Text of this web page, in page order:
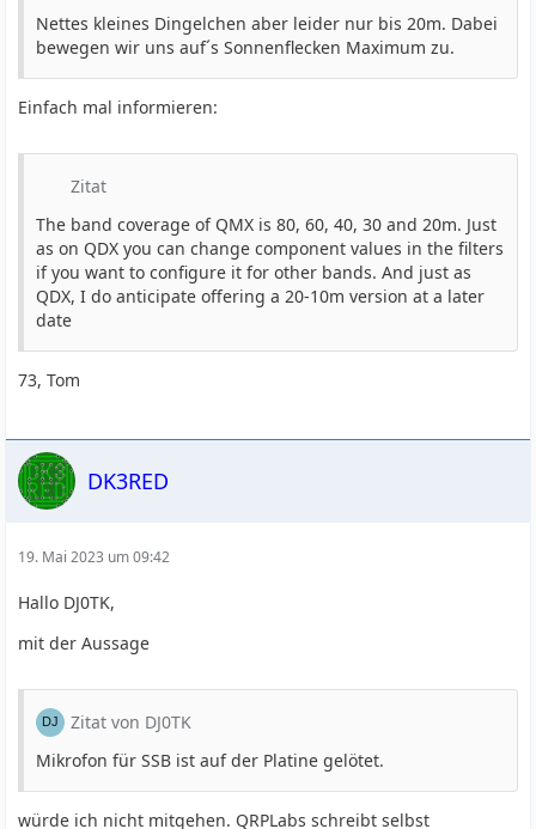
Nettes kleines Dingelchen aber leider nur bis 20m. Dabei
bewegen wir uns auf´s Sonnenflecken Maximum zu.
Einfach mal informieren:
Zitat
The band coverage of QMX is 80, 60, 40, 30 and 20m. Just
as on QDX you can change component values in the filters
if you want to configure it for other bands. And just as
QDX, I do anticipate offering a 20-10m version at a later
date
73, Tom
DK3RED
19. Mai 2023 um 09:42
Hallo DJ0TK,
mit der Aussage
Zitat von DJ0TK
Mikrofon für SSB ist auf der Platine gelötet.
würde ich nicht mitgehen. QRPLabs schreibt selbst